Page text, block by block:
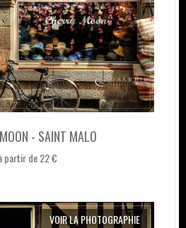
- SAINT MALO
partir de 22 €
VOIR LA PHOTOGRAPHIE